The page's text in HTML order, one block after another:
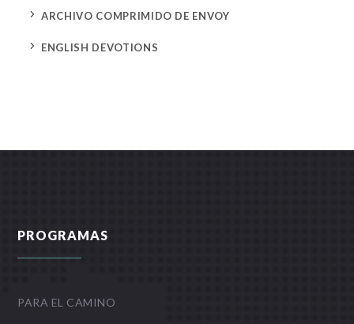
5 ARCHIVO COMPRIMIDO DE ENVOY
5 ENGLISH DEVOTIONS
PROGRAMAS
PARA EL CAMINO